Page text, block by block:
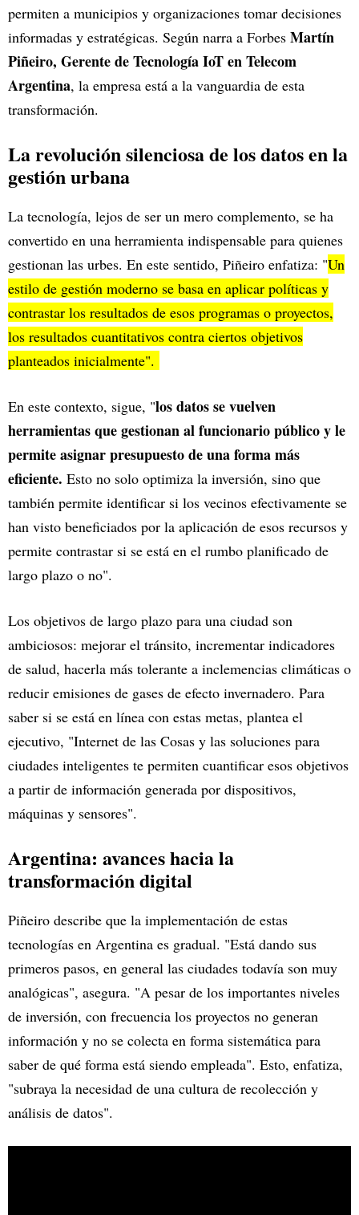
permiten a municipios y organizaciones tomar decisiones
informadas y estratégicas. Según narra a Forbes Martín
Piñeiro, Gerente de Tecnología IoT en Telecom
Argentina, la empresa está a la vanguardia de esta
transformación.
La revolución silenciosa de los datos en la
gestión urbana
La tecnología, lejos de ser un mero complemento, se ha
convertido en una herramienta indispensable para quienes
gestionan las urbes. En este sentido, Piñeiro enfatiza: "Un
estilo de gestión moderno se basa en aplicar políticas y
contrastar los resultados de esos programas o proyectos,
los resultados cuantitativos contra ciertos objetivos
planteados inicialmente".
En este contexto, sigue, "los datos se vuelven
herramientas que gestionan al funcionario público y le
permite asignar presupuesto de una forma más
eficiente. Esto no solo optimiza la inversión, sino que
también permite identificar si los vecinos efectivamente se
han visto beneficiados por la aplicación de esos recursos y
permite contrastar si se está en el rumbo planificado de
largo plazo o no".
Los objetivos de largo plazo para una ciudad son
ambiciosos: mejorar el tránsito, incrementar indicadores
de salud, hacerla más tolerante a inclemencias climáticas o
reducir emisiones de gases de efecto invernadero. Para
saber si se está en línea con estas metas, plantea el
ejecutivo, "Internet de las Cosas y las soluciones para
ciudades inteligentes te permiten cuantificar esos objetivos
a partir de información generada por dispositivos,
máquinas y sensores".
Argentina: avances hacia la
transformación digital
Piñeiro describe que la implementación de estas
tecnologías en Argentina es gradual. "Está dando sus
primeros pasos, en general las ciudades todavía son muy
analógicas", asegura. "A pesar de los importantes niveles
de inversión, con frecuencia los proyectos no generan
información y no se colecta en forma sistemática para
saber de qué forma está siendo empleada". Esto, enfatiza,
"subraya la necesidad de una cultura de recolección y
análisis de datos".